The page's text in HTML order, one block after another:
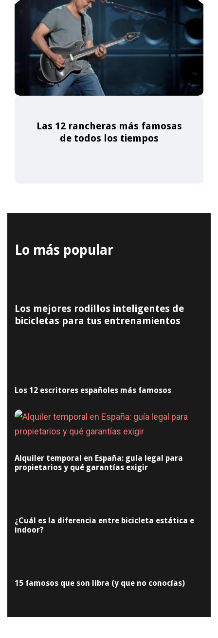
Las 12 rancheras más famosas
de todos los tiempos
Lo más popular
Los mejores rodillos inteligentes de
bicicletas para tus entrenamientos
Los 12 escritores españoles más famosos
Alquiler temporal en España: guía legal para
propietarios y qué garantías exigir
¿Cuál es la diferencia entre bicicleta estática e
indoor?
15 famosos que son libra (y que no conocías)